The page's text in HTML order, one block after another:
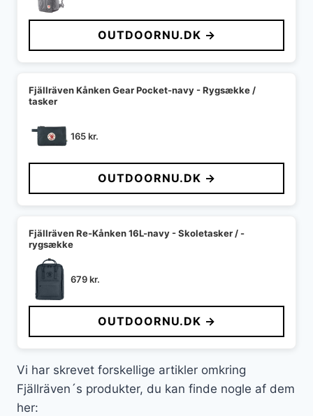
OUTDOORNU.DK →
Fjällräven Kånken Gear Pocket-navy - Rygsække /
tasker
165kr.
OUTDOORNU.DK →
Fjällräven Re-Kånken 16L-navy - Skoletasker / -
rygsække
679kr.
OUTDOORNU.DK →
Vi har skrevet forskellige artikler omkring
Fjällräven´s produkter, du kan finde nogle af dem
her: